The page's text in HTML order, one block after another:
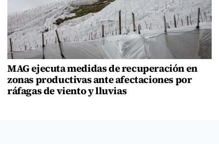
MAG ejecuta medidas de recuperación en
zonas productivas ante afectaciones por
ráfagas de viento y lluvias